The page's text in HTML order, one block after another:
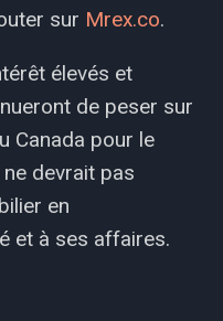
sur Mrex.co.
élevés et
de peser sur
Canada pour le
devrait pas
en
et à ses affaires.